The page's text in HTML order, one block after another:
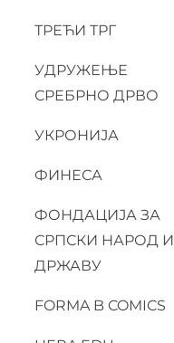
ТРЕЋИ ТРГ
УДРУЖЕЊЕ
СРЕБРНО ДРВО
УКРОНИЈА
ФИНЕСА
ФОНДАЦИЈА ЗА
СРПСКИ НАРОД И
ДРЖАВУ
FORMA B COMICS